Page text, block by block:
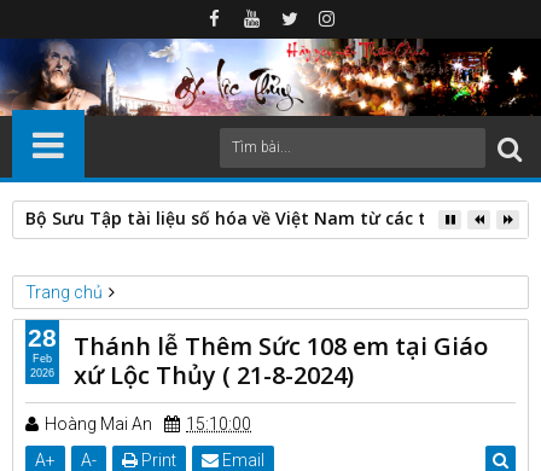
Bộ Sưu Tập tài liệu số hóa về Việt Nam từ các thư viện nước
Trang chủ
Hình ảnh Giáo xứ Lộc Thủy
Thánh lễ Thêm Sức 108 em tại Giáo xứ Lộc Thủy ( 21-8-2024)
Thánh lễ Thêm Sức 108 em tại Giáo
xứ Lộc Thủy ( 21-8-2024)
Hoàng Mai An
15:10:00
A+ A- Print Email
28
Feb
2026